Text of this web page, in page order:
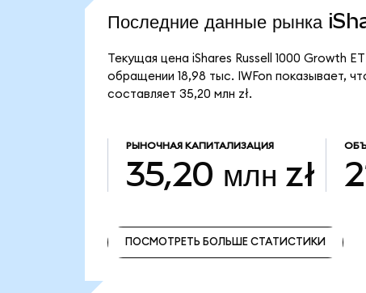
Последние данные рынка
Текущая цена iShares Russell 1000 Growth
обращении 18,98 тыс. IWFon показывает,
составляет 35,20 млн zł.
РЫНОЧНАЯ КАПИТАЛИЗАЦИЯ
35,20 млн zł
ПОСМОТРЕТЬ БОЛЬШЕ СТАТИСТИКИ